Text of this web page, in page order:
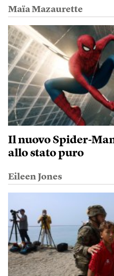
Maïa Mazaurette
Il nuovo Spider-
allo stato puro
Eileen Jones